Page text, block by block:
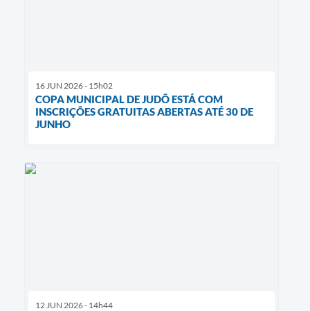
16 JUN 2026 - 15h02
COPA MUNICIPAL DE JUDÔ ESTÁ COM
INSCRIÇÕES GRATUITAS ABERTAS ATÉ 30 DE
JUNHO
12 JUN 2026 - 14h44